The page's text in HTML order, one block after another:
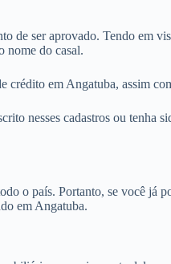
ser aprovado. Tendo em
nome do casal.
em Angatuba, assim
nesses cadastros ou
o país. Portanto, se você já
em Angatuba.